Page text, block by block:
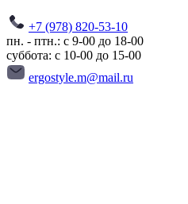
+7 (978) 820-53-10
пн. - птн.: с 9-00 до 18-00
суббота: с 10-00 до 15-00
ergostyle.m@mail.ru